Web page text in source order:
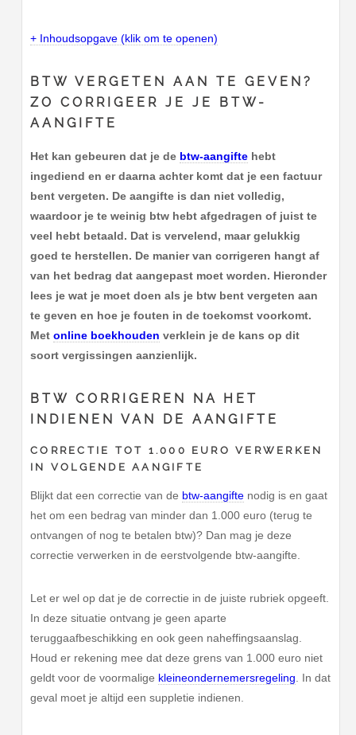
+ Inhoudsopgave (klik om te openen)
BTW VERGETEN AAN TE GEVEN?
ZO CORRIGEER JE JE BTW-
AANGIFTE
Het kan gebeuren dat je de btw-aangifte hebt
ingediend en er daarna achter komt dat je een factuur
bent vergeten. De aangifte is dan niet volledig,
waardoor je te weinig btw hebt afgedragen of juist te
veel hebt betaald. Dat is vervelend, maar gelukkig
goed te herstellen. De manier van corrigeren hangt af
van het bedrag dat aangepast moet worden. Hieronder
lees je wat je moet doen als je btw bent vergeten aan
te geven en hoe je fouten in de toekomst voorkomt.
Metonline boekhouden verklein je de kans op dit
soort vergissingen aanzienlijk.
BTW CORRIGEREN NA HET
INDIENEN VAN DE AANGIFTE
CORRECTIE TOT 1.000 EURO VERWERKEN
IN VOLGENDE AANGIFTE
Blijkt dat een correctie van de btw-aangifte nodig is en gaat
het om een bedrag van minder dan 1.000 euro (terug te
ontvangen of nog te betalen btw)? Dan mag je deze
correctie verwerken in de eerstvolgende btw-aangifte.
Let er wel op dat je de correctie in de juiste rubriek opgeeft.
In deze situatie ontvang je geen aparte
teruggaafbeschikking en ook geen naheffingsaanslag.
Houd er rekening mee dat deze grens van 1.000 euro niet
geldt voor de voormalige kleineondernemersregeling . In dat
geval moet je altijd een suppletie indienen.